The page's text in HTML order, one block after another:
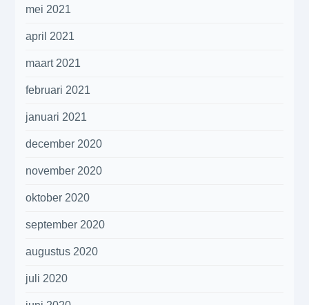
mei 2021
april 2021
maart 2021
februari 2021
januari 2021
december 2020
november 2020
oktober 2020
september 2020
augustus 2020
juli 2020